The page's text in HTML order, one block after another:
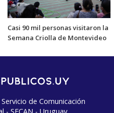
Casi 90 mil personas visitaron la
Semana Criolla de Montevideo
de Comunicación